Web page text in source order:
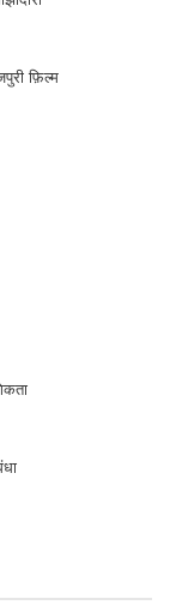
फ़िल्म